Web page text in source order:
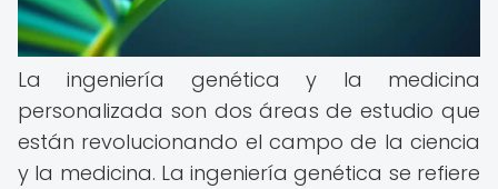
La ingeniería genética y la medicina
personalizada son dos áreas de estudio que
están revolucionando el campo de la ciencia
y la medicina. La ingeniería genética se refiere